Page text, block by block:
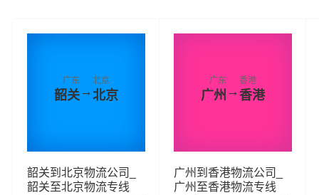
广东
韶关→
北京
北京
韶关到北京物流公司_
韶关至北京物流专线
广东
广州 →
香港
香港
广州到香港物流公司_
广州至香港物流专线